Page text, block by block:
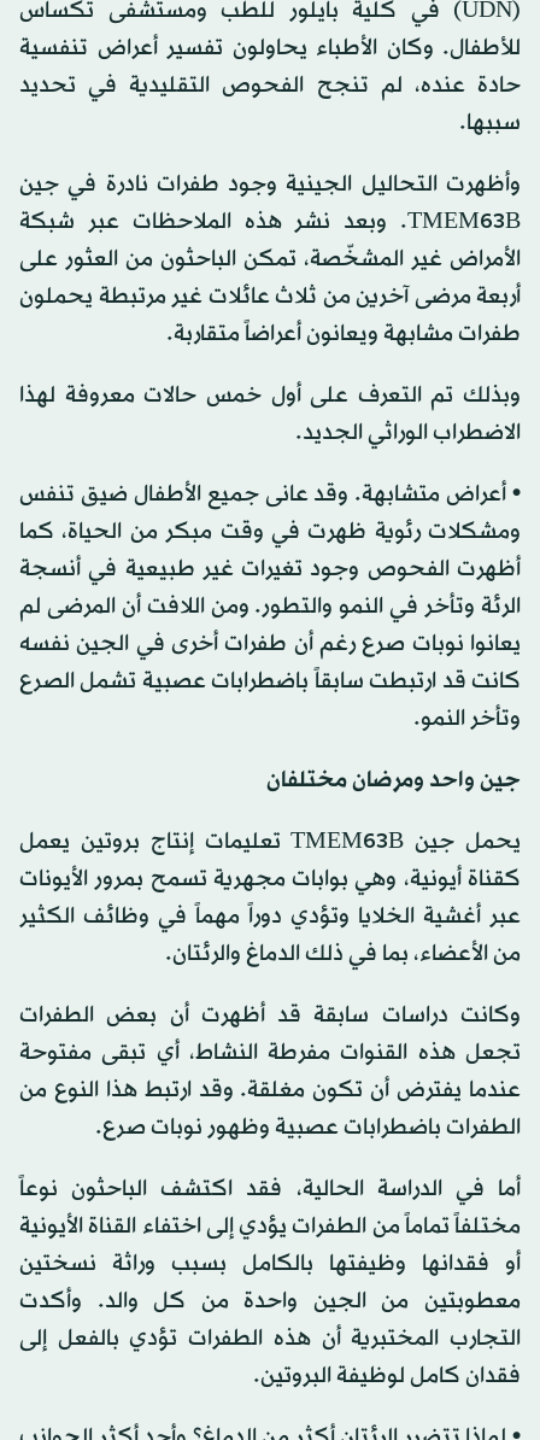
(UDN) في كلية بايلور للطب ومستشفى تكساس
للأطفال. وكان الأطباء يحاولون تفسير أعراض تنفسية
حادة عنده، لم تنجح الفحوص التقليدية في تحديد
سببها.
وأظهرت التحاليل الجينية وجود طفرات نادرة في جين
TMEM63B. وبعد نشر هذه الملاحظات عبر شبكة
الأمراض غير المشخّصة، تمكن الباحثون من العثور على
أربعة مرضى آخرين من ثلاث عائلات غير مرتبطة يحملون
طفرات مشابهة ويعانون أعراضاً متقاربة.
وبذلك تم التعرف على أول خمس حالات معروفة لهذا
الاضطراب الوراثي الجديد.
• أعراض متشابهة. وقد عانى جميع الأطفال ضيق تنفس
ومشكلات رئوية ظهرت في وقت مبكر من الحياة، كما
أظهرت الفحوص وجود تغيرات غير طبيعية في أنسجة
الرئة وتأخر في النمو والتطور. ومن اللافت أن المرضى لم
يعانوا نوبات صرع رغم أن طفرات أخرى في الجين نفسه
كانت قد ارتبطت سابقاً باضطرابات عصبية تشمل الصرع
وتأخر النمو.
جين واحد ومرضان مختلفان
يحمل جين TMEM63B تعليمات إنتاج بروتين يعمل
كقناة أيونية، وهي بوابات مجهرية تسمح بمرور الأيونات
عبر أغشية الخلايا وتؤدي دوراً مهماً في وظائف الكثير
من الأعضاء، بما في ذلك الدماغ والرئتان.
وكانت دراسات سابقة قد أظهرت أن بعض الطفرات
تجعل هذه القنوات مفرطة النشاط، أي تبقى مفتوحة
عندما يفترض أن تكون مغلقة. وقد ارتبط هذا النوع من
الطفرات باضطرابات عصبية وظهور نوبات صرع.
أما في الدراسة الحالية، فقد اكتشف الباحثون نوعاً
مختلفاً تماماً من الطفرات يؤدي إلى اختفاء القناة الأيونية
أو فقدانها وظيفتها بالكامل بسبب وراثة نسختين
معطوبتين من الجين واحدة من كل والد. وأكدت
التجارب المختبرية أن هذه الطفرات تؤدي بالفعل إلى
فقدان كامل لوظيفة البروتين.